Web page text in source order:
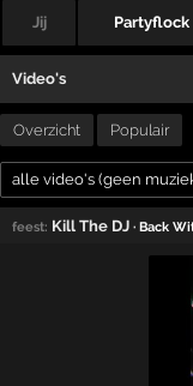
Jij Partyflock
Video's
Overzicht Populair
feest: Kill The DJ · Back